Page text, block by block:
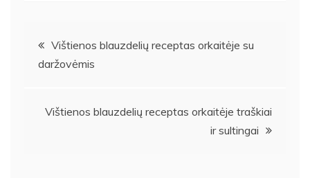
Navigacija
tarp
įrašų
Vištienos blauzdelių receptas orkaitėje su
daržovėmis
Vištienos blauzdelių receptas orkaitėje traškiai
ir sultingai